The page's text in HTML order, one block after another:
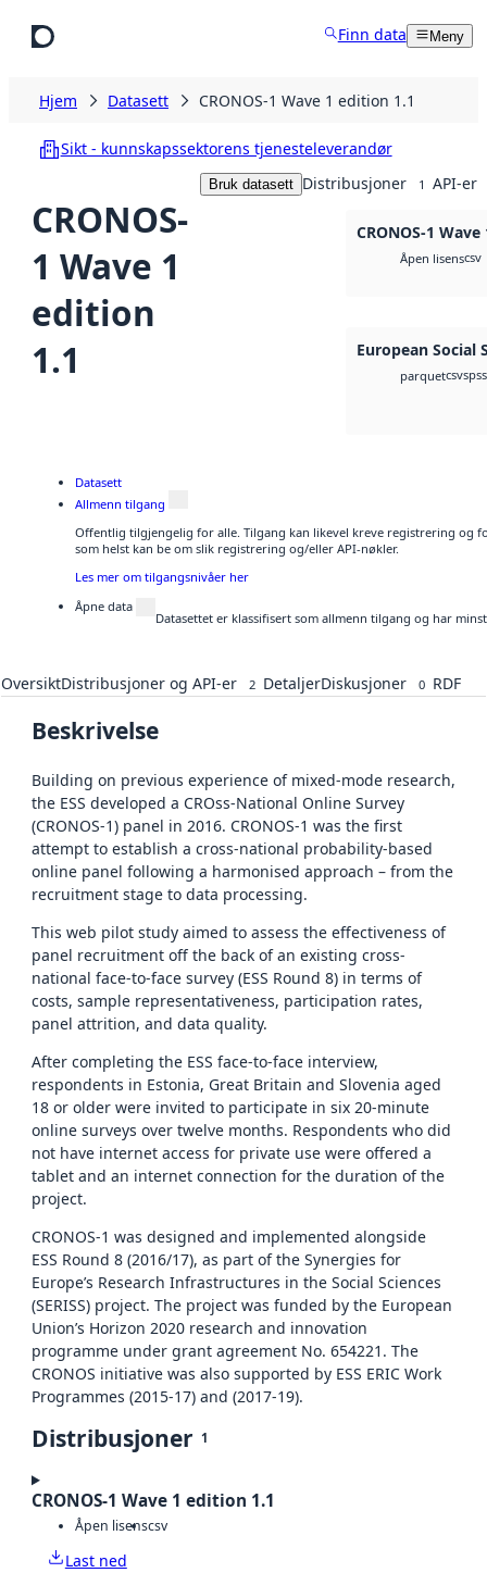
Finn data Meny
Hjem Datasett CRONOS-1 Wave 1 edition 1.1
Sikt - kunnskapssektorens tjenesteleverandør
CRONOS-
1 Wave 1
edition
1.1
Bruk datasett Distribusjoner 1 API-er
CRONOS-1
Åpen lisenscsv
European Social
parquetcsv
Datasett
Allmenn tilgang
Offentlig tilgjengelig for alle. Tilgang kan likevel kreve registrering og
som helst kan be om slik registrering og/eller API-nøkler.
Les mer om tilgangsnivåer her
Åpne data
Datasettet er klassifisert som allmenn tilgang og har
OversiktDistribusjoner og API-er 2 DetaljerDiskusjoner 0 RDF
Beskrivelse
Building on previous experience of mixed-mode research,
the ESS developed a CROss-National Online Survey
(CRONOS-1) panel in 2016. CRONOS-1 was the first
attempt to establish a cross-national probability-based
online panel following a harmonised approach – from the
recruitment stage to data processing.
This web pilot study aimed to assess the effectiveness of
panel recruitment off the back of an existing cross-
national face-to-face survey (ESS Round 8) in terms of
costs, sample representativeness, participation rates,
panel attrition, and data quality.
After completing the ESS face-to-face interview,
respondents in Estonia, Great Britain and Slovenia aged
18 or older were invited to participate in six 20-minute
online surveys over twelve months. Respondents who did
not have internet access for private use were offered a
tablet and an internet connection for the duration of the
project.
CRONOS-1 was designed and implemented alongside
ESS Round 8 (2016/17), as part of the Synergies for
Europe’s Research Infrastructures in the Social Sciences
(SERISS) project. The project was funded by the European
Union’s Horizon 2020 research and innovation
programme under grant agreement No. 654221. The
CRONOS initiative was also supported by ESS ERIC Work
Programmes (2015-17) and (2017-19).
Distribusjoner 1
CRONOS-1 Wave 1 edition 1.1
Åpen lisenscsv
Last ned